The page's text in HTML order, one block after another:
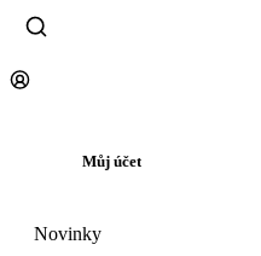
Můj účet
Novinky